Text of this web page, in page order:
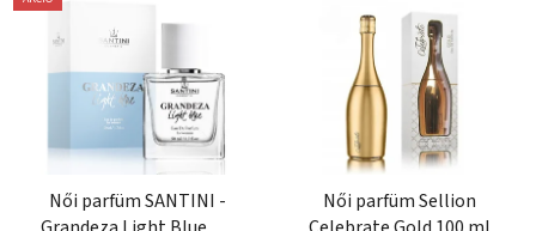
Női parfüm SANTINI -
Női parfüm Sellion